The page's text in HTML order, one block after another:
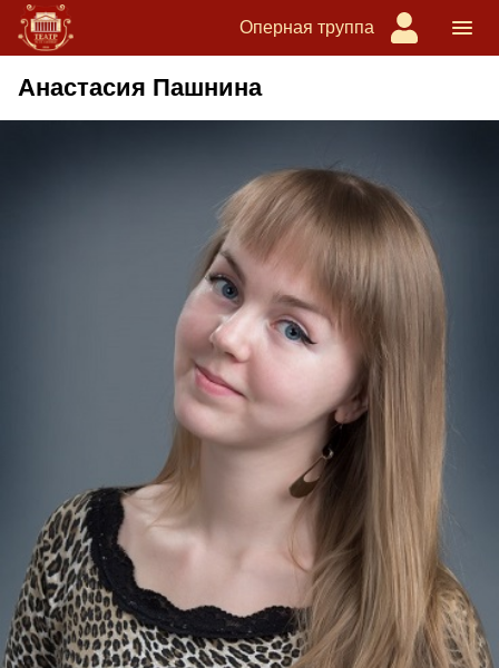
Оперная труппа
Анастасия Пашнина